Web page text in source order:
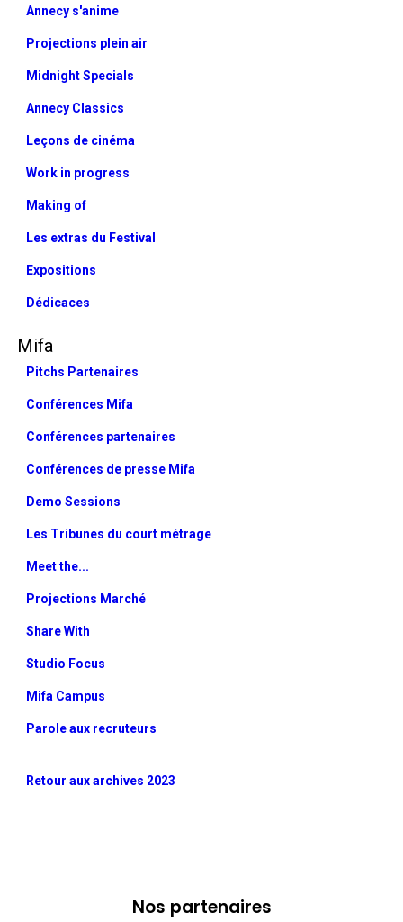
Annecy s'anime
Projections plein air
Midnight Specials
Annecy Classics
Leçons de cinéma
Work in progress
Making of
Les extras du Festival
Expositions
Dédicaces
Mifa
Pitchs Partenaires
Conférences Mifa
Conférences partenaires
Conférences de presse Mifa
Demo Sessions
Les Tribunes du court métrage
Meet the...
Projections Marché
Share With
Studio Focus
Mifa Campus
Parole aux recruteurs
Retour aux archives 2023
Nos partenaires